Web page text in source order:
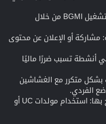
استخدام عملاء غير رسميين: تشغيل BGMI من خلال
مشاركة أو الإعلان عن محتوى
أنشطة تسبب ضررًا ماليًا
بشكل متكرر مع الغشاشين
الفردي.
استخدام طرق دفع غير مصرح بها: استخدام مولدات UC أو